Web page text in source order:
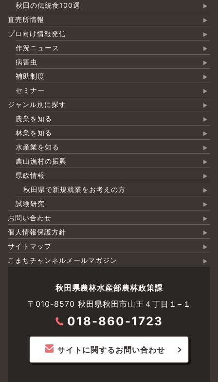
秋田の伝統食100選
直売所情報
プロ向け情報発信
作況ニュース
病害虫
補助制度
セミナー
ジャンル別に探す
農業を知る
林業を知る
水産業を知る
農山漁村の振興
県政情報
秋田県で新規就業をお考えの方
試験研究
お問い合わせ
個人情報保護方針
サイトマップ
こまちチャンネルメールマガジン
秋田県農林水産部農林政策課
〒010-8570 秋田県秋田市山王４丁目１−１
018-860-1723
サイトに関するお問い合わせ